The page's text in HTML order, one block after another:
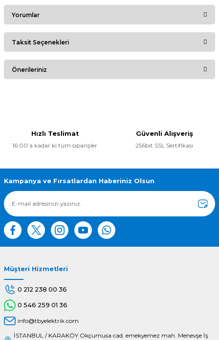
Yorumlar
Bu ürüne ilk yorumu siz yapın!
Taksit Seçenekleri
Önerileriniz
Ürün bilgilerinde hatalar bulunuyor.
Ürün fiyatı diğer sitelerden daha pahalı.
Bu ürüne benzer farklı alternatifler olmalı.
Hızlı Teslimat
16:00’a kadar ki tüm siparişler
Güvenli Alışveriş
256bit SSL Sertifikası
Kampanya ve Fırsatlardan Haberiniz Olsun
Müşteri Hizmetleri
0 212 238 00 36
0 546 259 01 36
info@tbyelektrik.com
İSTANBUL / KARAKÖY Okçumusa cad. emekyemez mah. Menevşe İş